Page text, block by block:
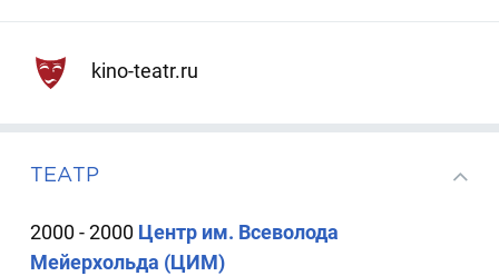
kino-teatr.ru
ТЕАТР
2000 - 2000 Центр им. Всеволода
Мейерхольда (ЦИМ)